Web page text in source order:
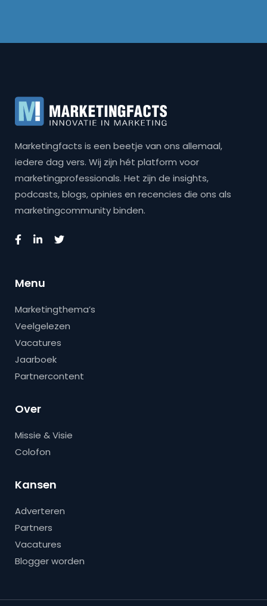
Marketingfacts is een beetje van ons allemaal,
iedere dag vers. Wij zijn hét platform voor
marketingprofessionals. Het zijn de insights,
podcasts, blogs, opinies en recencies die ons als
marketingcommunity binden.
Menu
Marketingthema’s
Veelgelezen
Vacatures
Jaarboek
Partnercontent
Over
Missie & Visie
Colofon
Kansen
Adverteren
Partners
Vacatures
Blogger worden